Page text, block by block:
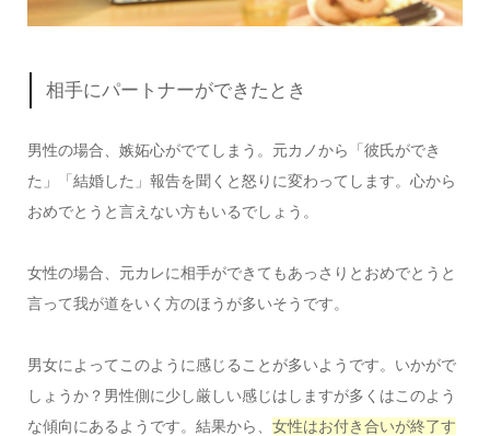
相手にパートナーができたとき
男性の場合、嫉妬心がでてしまう。元カノから「彼氏ができ
た」「結婚した」報告を聞くと怒りに変わってします。心から
おめでとうと言えない方もいるでしょう。
女性の場合、元カレに相手ができてもあっさりとおめでとうと
言って我が道をいく方のほうが多いそうです。
男女によってこのように感じることが多いようです。いかがで
しょうか？男性側に少し厳しい感じはしますが多くはこのよう
な傾向にあるようです。結果から、 女性はお付き合いが終了す